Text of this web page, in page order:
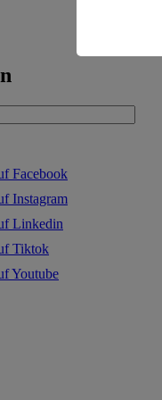
Facebook
Instagram
Linkedin
Tiktok
Youtube